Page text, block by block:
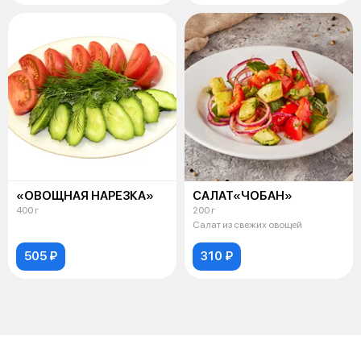
«ОВОЩНАЯ НАРЕЗКА»
400 г
505 ₽
САЛАТ«ЧОБАН»
200 г
Салат из свежих овощей
310 ₽